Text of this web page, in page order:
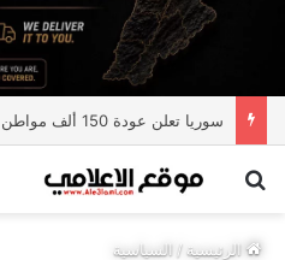
سوريا تعلن عودة 150 ألف مواطن عبر منفذ جوسية مع لبنان
بحث عن
الرئيسية/ السياسية